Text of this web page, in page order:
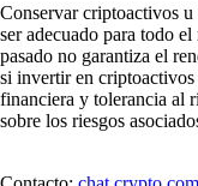
Conservar criptoactivos
ser adecuado para todo
pasado no garantiza el
si invertir en criptoactivos
financiera y tolerancia al
sobre los riesgos